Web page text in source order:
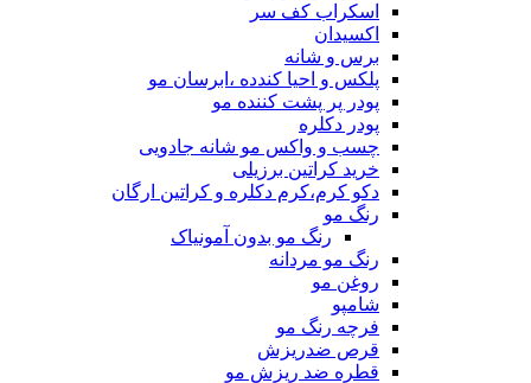
اسکراب کف سر
اکسیدان
برس و شانه
پلکس و احیا کندده ،ابرسان مو
پودر پر پشت کننده مو
پودر دکلره
چسب و واکس مو شانه جادویی
خرید کراتین برزیلی
دکو کرم،کرم دکلره و کراتین ارگان
رنگ مو
رنگ مو بدون آمونیاک
رنگ مو مردانه
روغن مو
شامپو
فرچه رنگ مو
قرص ضدریزش
قطره ضد ریزش مو